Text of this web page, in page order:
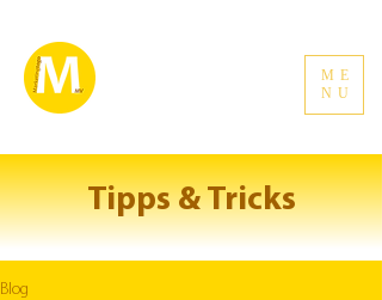
ME
NU
Tipps & Tricks
Blog